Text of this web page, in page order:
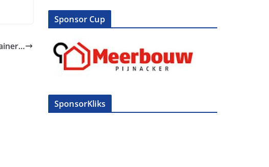
Sponsor Cup
SponsorKliks